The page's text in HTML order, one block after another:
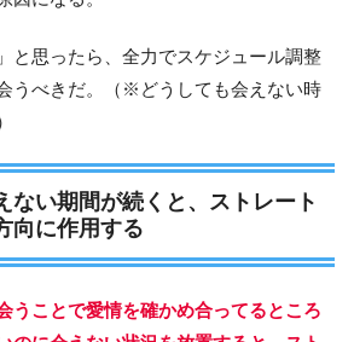
と思ったら、全力でスケジュール調整
うべきだ。（※どうしても会えない時
ない期間が続くと、ストレート
向に作用する
うことで愛情を確かめ合ってるところ